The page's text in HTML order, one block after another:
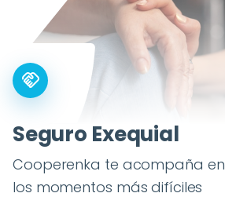
handshake
Seguro Exequial
Cooperenka te acompaña en
los momentos más difíciles